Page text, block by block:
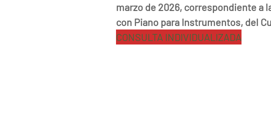
marzo de 2026, correspondiente a
con Piano para Instrumentos, del
CONSULTA INDIVIDUALIZADA